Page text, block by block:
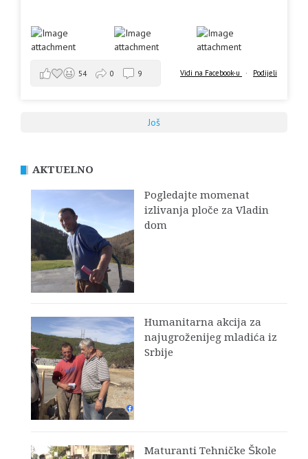
Vidi na Facebook-u · Podijeli
54 0 9
Još
AKTUELNO
Pogledajte momenat
izlivanja ploče za Vladin
dom
Humanitarna akcija za
najugroženijeg mladića iz
Srbije
Maturanti Tehničke Škole